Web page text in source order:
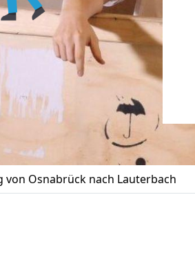
von Osnabrück nach Lauterbach